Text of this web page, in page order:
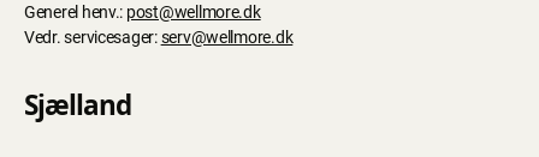
Generel henv.: post@wellmore.dk
Vedr. servicesager:serv@wellmore.dk
Sjælland